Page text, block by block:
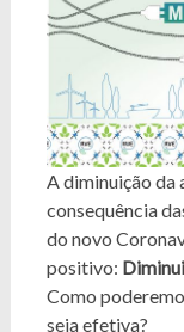
A diminuição da
consequência
do novo
positivo:
Como
seja efetiva?